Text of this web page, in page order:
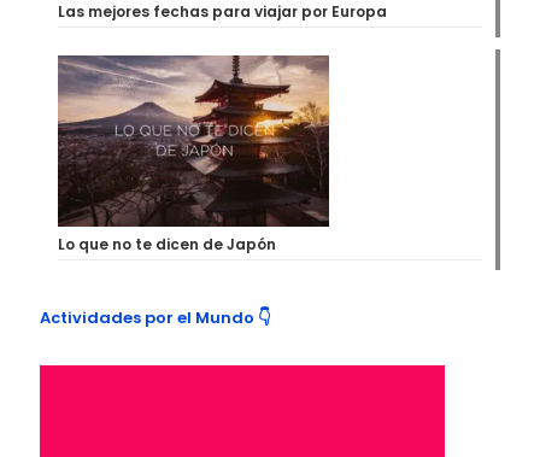
Las mejores fechas para viajar por Europa
Lo que no te dicen de Japón
Actividades por el Mundo 👇